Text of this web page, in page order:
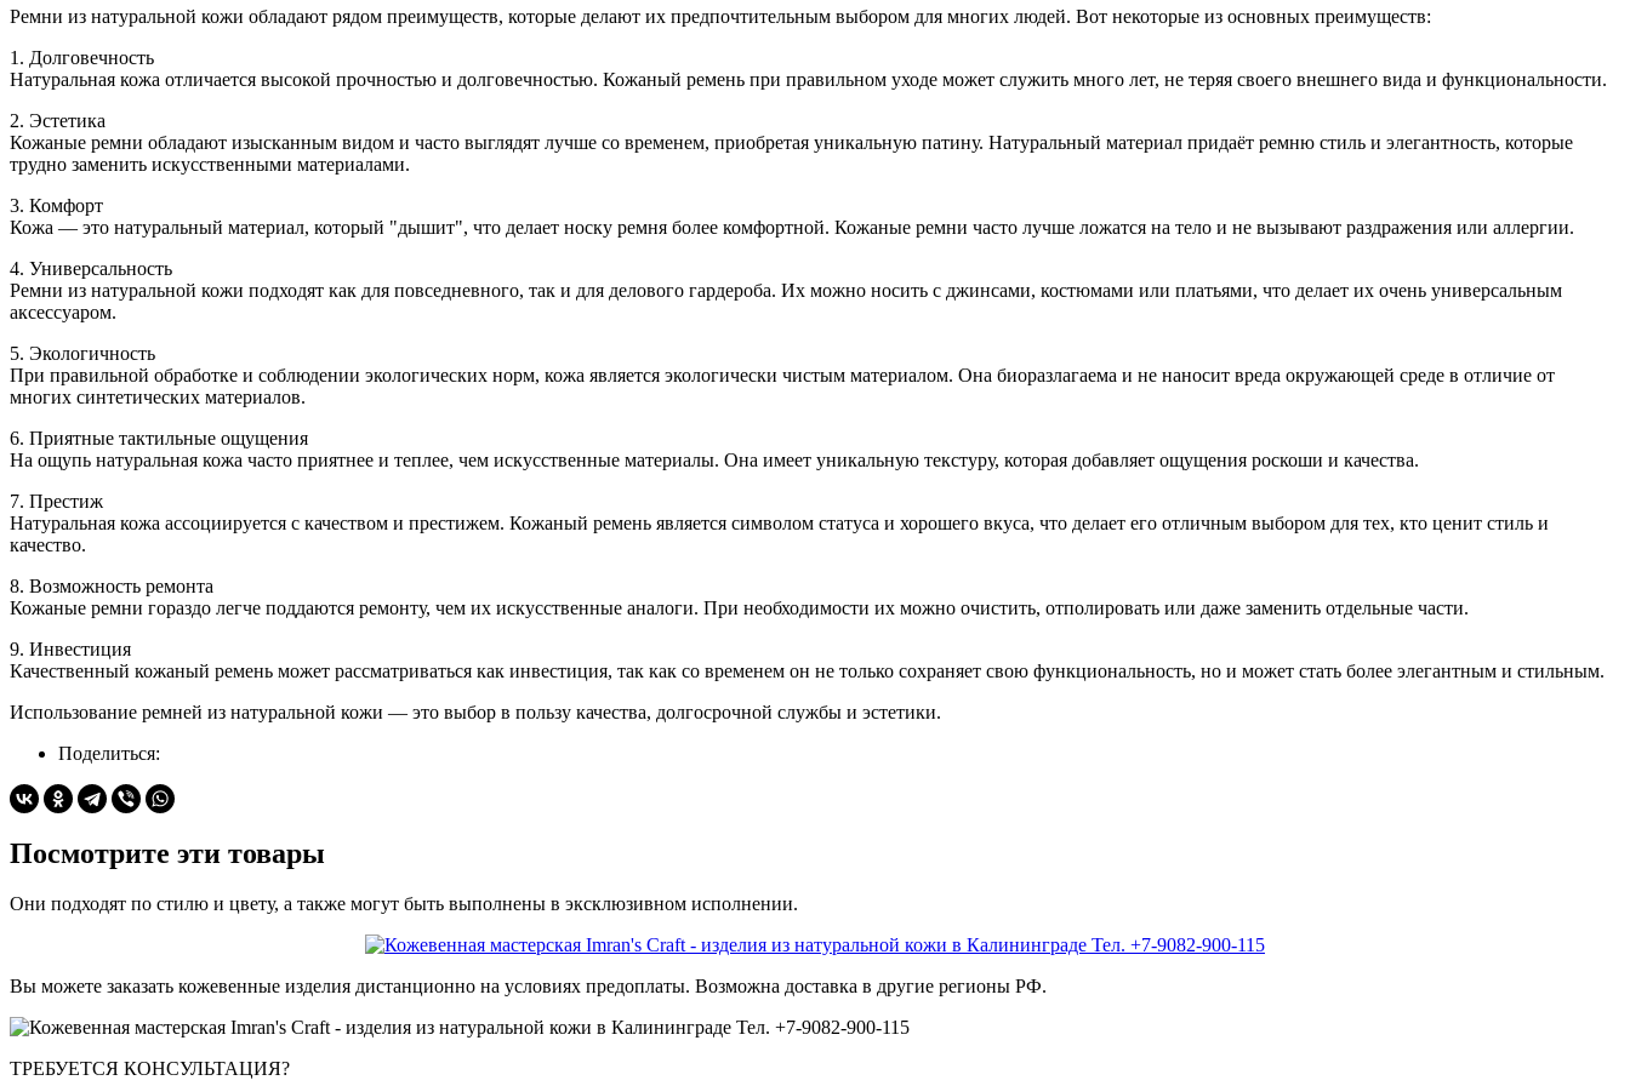
Ремни из натуральной кожи обладают рядом преимуществ, которые делают их предпочтительным выбором для многих людей. Вот некоторые из основных преимуществ:
1. Долговечность
Натуральная кожа отличается высокой прочностью и долговечностью. Кожаный ремень при правильном уходе может служить много лет, не теряя своего внешнего вида и функциональности.
2. Эстетика
Кожаные ремни обладают изысканным видом и часто выглядят лучше со временем, приобретая уникальную патину. Натуральный материал придаёт ремню стиль и элегантность, которые
трудно заменить искусственными материалами.
3. Комфорт
Кожа — это натуральный материал, который "дышит", что делает носку ремня более комфортной. Кожаные ремни часто лучше ложатся на тело и не вызывают раздражения или аллергии.
4. Универсальность
Ремни из натуральной кожи подходят как для повседневного, так и для делового гардероба. Их можно носить с джинсами, костюмами или платьями, что делает их очень универсальным
аксессуаром.
5. Экологичность
При правильной обработке и соблюдении экологических норм, кожа является экологически чистым материалом. Она биоразлагаема и не наносит вреда окружающей среде в отличие от
многих синтетических материалов.
6. Приятные тактильные ощущения
На ощупь натуральная кожа часто приятнее и теплее, чем искусственные материалы. Она имеет уникальную текстуру, которая добавляет ощущения роскоши и качества.
7. Престиж
Натуральная кожа ассоциируется с качеством и престижем. Кожаный ремень является символом статуса и хорошего вкуса, что делает его отличным выбором для тех, кто ценит стиль и
качество.
8. Возможность ремонта
Кожаные ремни гораздо легче поддаются ремонту, чем их искусственные аналоги. При необходимости их можно очистить, отполировать или даже заменить отдельные части.
9. Инвестиция
Качественный кожаный ремень может рассматриваться как инвестиция, так как со временем он не только сохраняет свою функциональность, но и может стать более элегантным и стильным.
Использование ремней из натуральной кожи — это выбор в пользу качества, долгосрочной службы и эстетики.
Поделиться:
Посмотрите эти товары
Они подходят по стилю и цвету, а также могут быть выполнены в эксклюзивном исполнении.
Вы можете заказать кожевенные изделия дистанционно на условиях предоплаты. Возможна доставка в другие регионы РФ.
ТРЕБУЕТСЯ КОНСУЛЬТАЦИЯ?